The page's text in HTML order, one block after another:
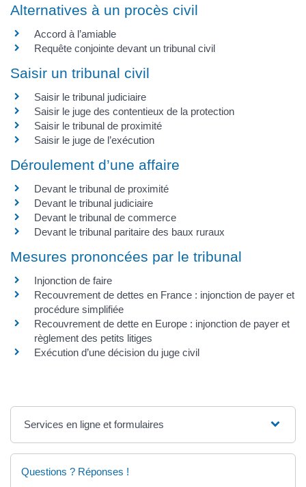
Alternatives à un procès civil
Accord à l’amiable
Requête conjointe devant un tribunal civil
Saisir un tribunal civil
Saisir le tribunal judiciaire
Saisir le juge des contentieux de la protection
Saisir le tribunal de proximité
Saisir le juge de l’exécution
Déroulement d’une affaire
Devant le tribunal de proximité
Devant le tribunal judiciaire
Devant le tribunal de commerce
Devant le tribunal paritaire des baux ruraux
Mesures prononcées par le tribunal
Injonction de faire
Recouvrement de dettes en France : injonction de payer et
procédure simplifiée
Recouvrement de dette en Europe : injonction de payer et
règlement des petits litiges
Exécution d’une décision du juge civil
Services en ligne et formulaires
Questions ? Réponses !